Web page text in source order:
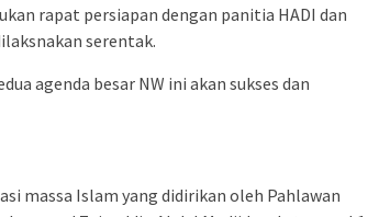
rapat persiapan dengan panitia HADI dan
serentak.
agenda besar NW ini akan sukses dan
massa Islam yang didirikan oleh Pahlawan